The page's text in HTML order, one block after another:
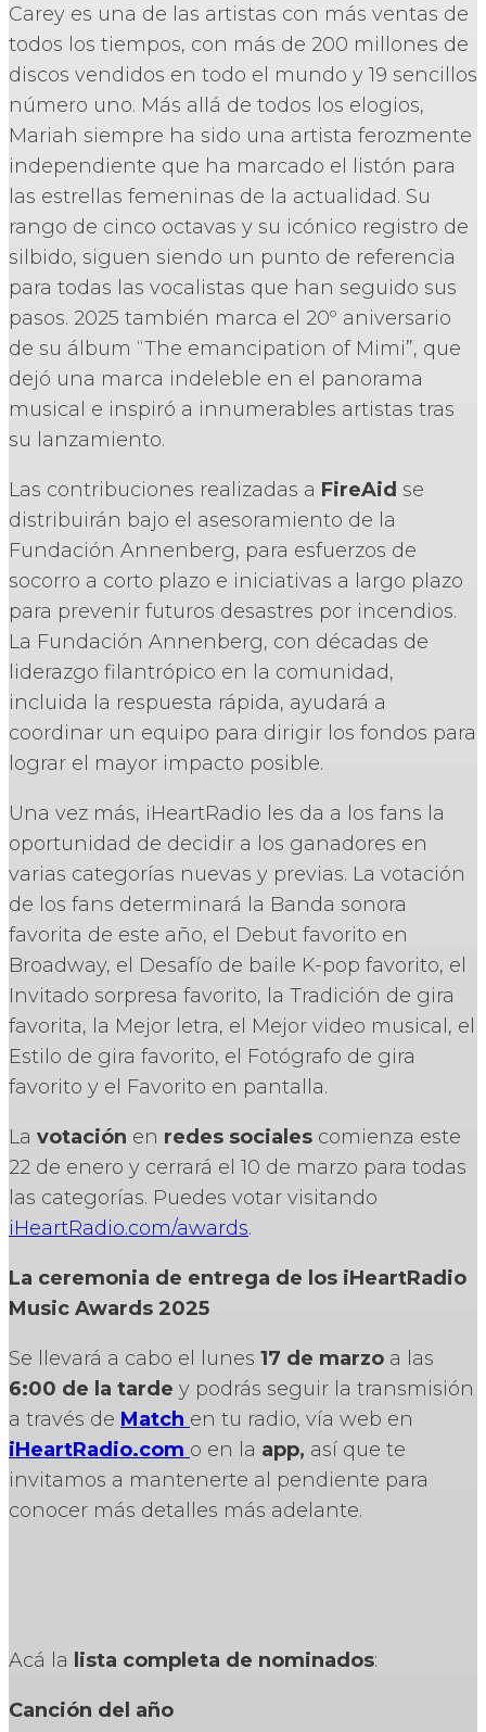
Carey es una de las artistas con más ventas de
todos los tiempos, con más de 200 millones de
discos vendidos en todo el mundo y 19 sencillos
número uno. Más allá de todos los elogios,
Mariah siempre ha sido una artista ferozmente
independiente que ha marcado el listón para
las estrellas femeninas de la actualidad. Su
rango de cinco octavas y su icónico registro de
silbido, siguen siendo un punto de referencia
para todas las vocalistas que han seguido sus
pasos. 2025 también marca el 20º aniversario
de su álbum “The emancipation of Mimi”, que
dejó una marca indeleble en el panorama
musical e inspiró a innumerables artistas tras
su lanzamiento.
Las contribuciones realizadas a FireAid se
distribuirán bajo el asesoramiento de la
Fundación Annenberg, para esfuerzos de
socorro a corto plazo e iniciativas a largo plazo
para prevenir futuros desastres por incendios.
La Fundación Annenberg, con décadas de
liderazgo filantrópico en la comunidad,
incluida la respuesta rápida, ayudará a
coordinar un equipo para dirigir los fondos para
lograr el mayor impacto posible.
Una vez más, iHeartRadio les da a los fans la
oportunidad de decidir a los ganadores en
varias categorías nuevas y previas. La votación
de los fans determinará la Banda sonora
favorita de este año, el Debut favorito en
Broadway, el Desafío de baile K-pop favorito, el
Invitado sorpresa favorito, la Tradición de gira
favorita, la Mejor letra, el Mejor video musical, el
Estilo de gira favorito, el Fotógrafo de gira
favorito y el Favorito en pantalla.
La votación en redes sociales comienza este
22 de enero y cerrará el 10 de marzo para todas
las categorías. Puedes votar visitando
iHeartRadio.com/awards.
La ceremonia de entrega de los iHeartRadio
Music Awards 2025
Se llevará a cabo el lunes 17 de marzo a las
6:00 de la tarde y podrás seguir la transmisión
a través de Match en tu radio, vía web en
iHeartRadio.com o en la app, así que te
invitamos a mantenerte al pendiente para
conocer más detalles más adelante.
Acá la lista completa de nominados:
Canción del año